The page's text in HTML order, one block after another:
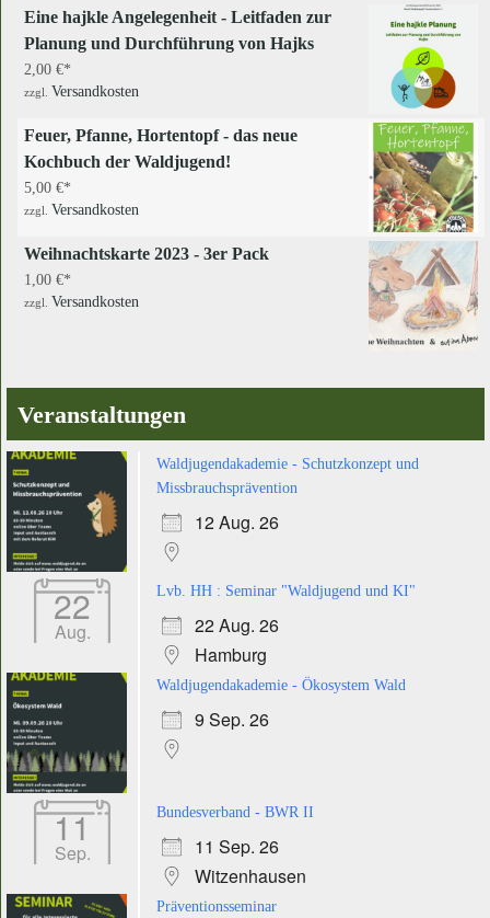
Eine hajkle Angelegenheit - Leitfaden zur
Planung und Durchführung von Hajks
2,00 €
zzgl. Versandkosten
Feuer, Pfanne, Hortentopf - das neue
Kochbuch der Waldjugend!
5,00 €
zzgl. Versandkosten
Weihnachtskarte 2023 - 3er Pack
1,00 €
zzgl. Versandkosten
Veranstaltungen
Waldjugendakademie - Schutzkonzept und
Missbrauchsprävention
12 Aug. 26
22
Aug.
Lvb. HH : Seminar "Waldjugend und KI"
22 Aug. 26
Hamburg
Waldjugendakademie - Ökosystem Wald
9 Sep. 26
11
Sep.
Bundesverband - BWR II
11 Sep. 26
Witzenhausen
Präventionsseminar